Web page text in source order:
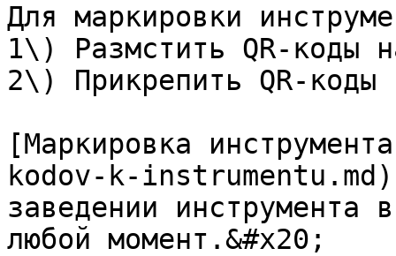
Для маркировки
1\) Размстить QR-коды
2\) Прикрепить QR-
[Маркировка
kodov-k-instrumentu.md)
заведении
любой момент.&#x20;